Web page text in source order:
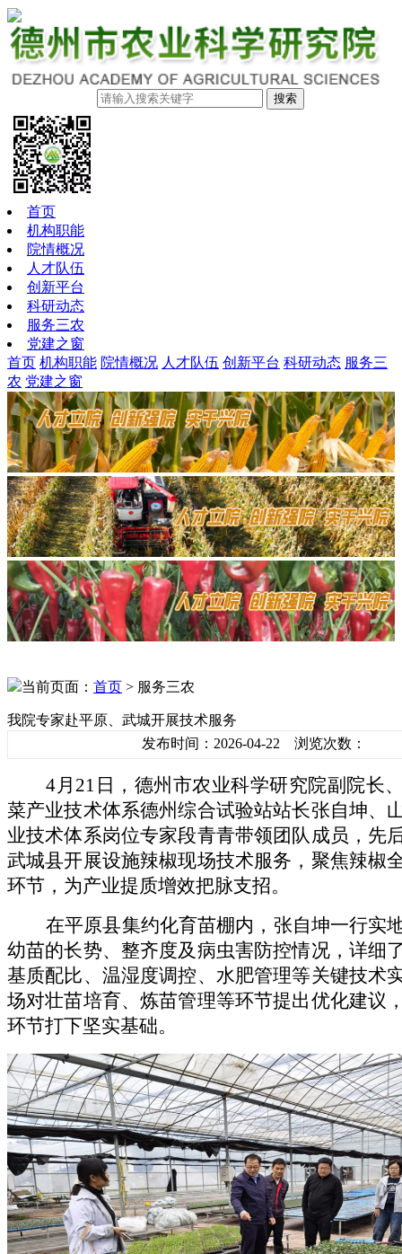
搜索
首页
机构职能
院情概况
人才队伍
创新平台
科研动态
服务三农
党建之窗
首页 机构职能 院情概况 人才队伍 创新平台 科研动态 服务三
农 党建之窗
当前页面： 首页 > 服务三农
我院专家赴平原、武城开展技术服务
发布时间：2026-04-22 浏览次数：
4月21日，德州市农业科学研究院副院长
菜产业技术体系德州综合试验站站长张自坤、
业技术体系岗位专家段青青带领团队成员，先
武城县开展设施辣椒现场技术服务，聚焦辣椒
环节，为产业提质增效把脉支招。
在平原县集约化育苗棚内 ，张自坤一行实
幼苗的长势、整齐度及病虫害防控情况，详细
基质配比、温湿度调控、水肥管理等关键技术
场对壮苗培育、炼苗管理等环节提出优化建议
环节打下坚实基础。